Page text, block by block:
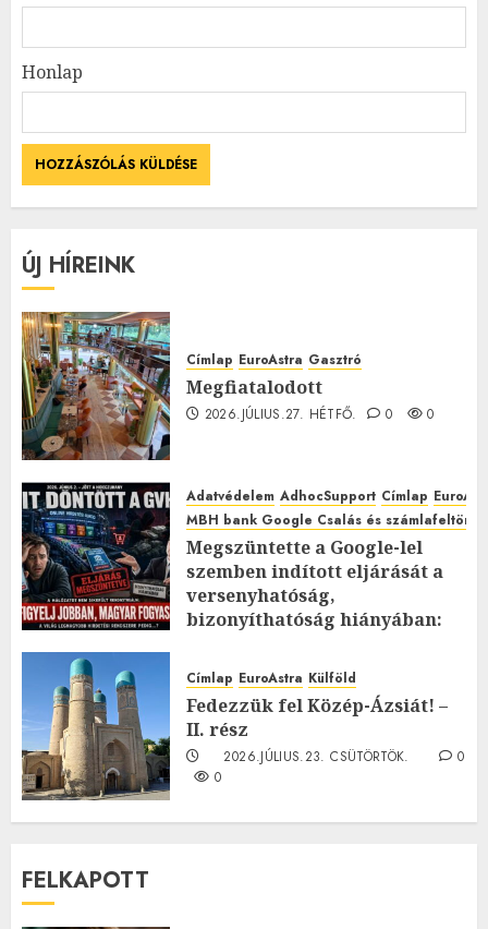
Honlap
ÚJ HÍREINK
Címlap EuroAstra Gasztró
Megfiatalodott
2026.JÚLIUS.27. HÉTFŐ. 0 0
Adatvédelem AdhocSupport Címlap
MBH bank Google Csalás és
Megszüntette a Google-lel
szemben indított eljárását a
versenyhatóság,
bizonyíthatóság hiányában:
2026.JÚLIUS.23. CSÜTÖRTÖK.
0
Címlap EuroAstra Külföld
Fedezzük fel Közép-Ázsiát! –
II. rész
2026.JÚLIUS.23. CSÜTÖRTÖK.
0
0
FELKAPOTT